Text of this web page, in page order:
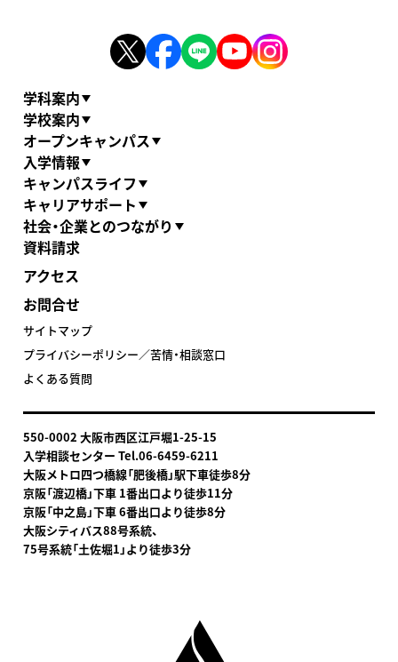
学科案内
学校案内
オープンキャンパス
入学情報
キャンパスライフ
キャリアサポート
社会・企業とのつながり
資料請求
アクセス
お問合せ
サイトマップ
プライバシーポリシー／苦情・相談窓口
よくある質問
550-0002 大阪市西区江戸堀1-25-15
入学相談センター Tel.06-6459-6211
大阪メトロ四つ橋線「肥後橋」駅下車徒歩8分
京阪「渡辺橋」下車 1番出口より徒歩11分
京阪「中之島」下車 6番出口より徒歩8分
大阪シティバス88号系統、
75号系統「土佐堀1」より徒歩3分